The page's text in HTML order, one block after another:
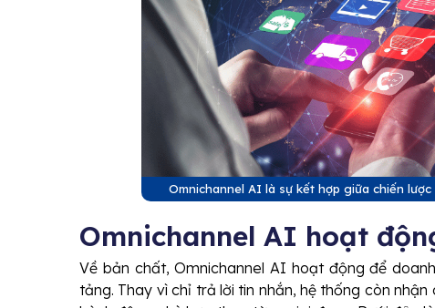
Omnichannel AI là sự kết hợp giữa chiến
Omnichannel AI hoạt
Về bản chất, Omnichannel AI hoạt động để
tảng. Thay vì chỉ trả lời tin nhắn, hệ thống còn